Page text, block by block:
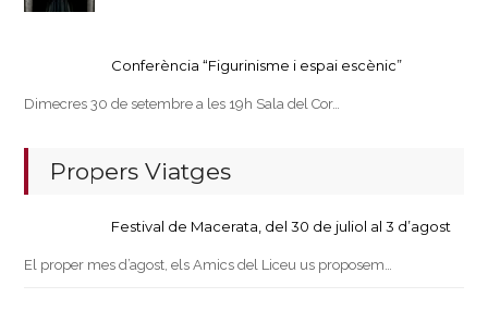
Conferència “Figurinisme i espai escènic”
Dimecres 30 de setembre a les 19h Sala del Cor…
Propers Viatges
Festival de Macerata, del 30 de juliol al 3 d’agost
El proper mes d’agost, els Amics del Liceu us proposem…